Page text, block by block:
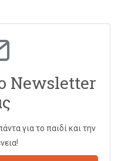
Newsletter
για το παιδί και την